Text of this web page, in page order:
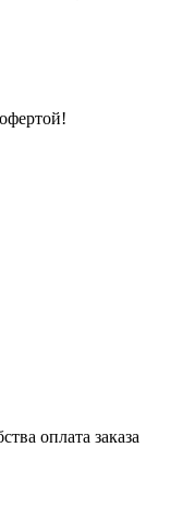
оплата заказа